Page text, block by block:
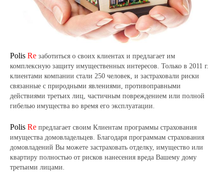
Polis Re заботиться о своих клиентах и предлагает им
комплексную защиту имущественных интересов. Только в 2011 г.
клиентами компании стали 250 человек, и застраховали риски
связанные с природными явлениями, противоправными
действиями третьих лиц, частичным повреждением или полной
гибелью имущества во время его эксплуатации.
Polis Re предлагает своим Клиентам программы страхования
имущества домовладельцев. Благодаря программам страхования
домовладений Вы можете застраховать отделку, имущество или
квартиру полностью от рисков нанесения вреда Вашему дому
третьими лицами.